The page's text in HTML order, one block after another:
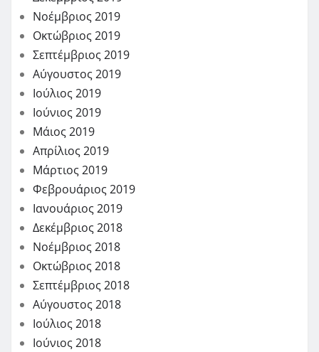
Νοέμβριος 2019
Οκτώβριος 2019
Σεπτέμβριος 2019
Αύγουστος 2019
Ιούλιος 2019
Ιούνιος 2019
Μάιος 2019
Απρίλιος 2019
Μάρτιος 2019
Φεβρουάριος 2019
Ιανουάριος 2019
Δεκέμβριος 2018
Νοέμβριος 2018
Οκτώβριος 2018
Σεπτέμβριος 2018
Αύγουστος 2018
Ιούλιος 2018
Ιούνιος 2018